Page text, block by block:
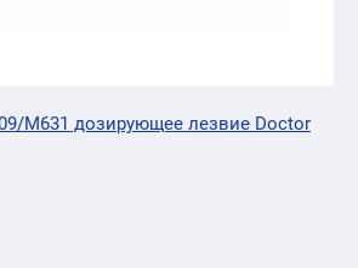
M631 дозирующее лезвие Doctor